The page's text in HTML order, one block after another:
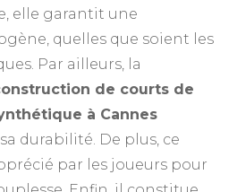
elle garantit une
quelles que soient les
Par ailleurs, la
de courts de
à Cannes
durabilité. De plus, ce
par les joueurs pour